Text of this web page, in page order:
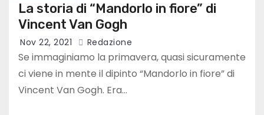
La storia di “Mandorlo in fiore” di
Vincent Van Gogh
Nov 22, 2021 Redazione
Se immaginiamo la primavera, quasi sicuramente
ci viene in mente il dipinto “Mandorlo in fiore” di
Vincent Van Gogh. Era…